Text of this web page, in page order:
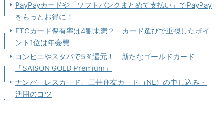
PayPayカードや「ソフトバンクまとめて支払い」でPayPay
をもっとお得に！
ETCカード保有率は4割未満？ カード選びで重視したポイ
ント1位は年会費
コンビニやスタバで5％還元！ 新たなゴールドカード
「SAISON GOLD Premium」
ナンバーレスカード、三井住友カード（NL）の申し込み・
活用のコツ